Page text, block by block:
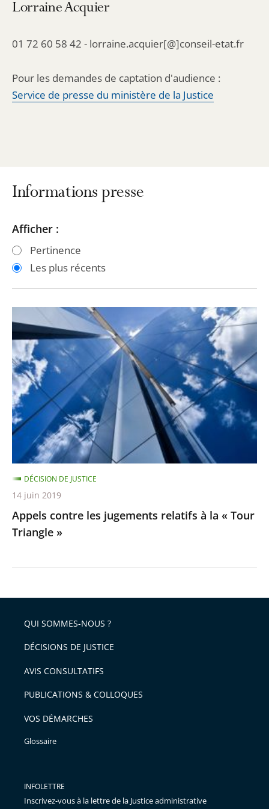
Lorraine Acquier
01 72 60 58 42 - lorraine.acquier[@]conseil-etat.fr
Pour les demandes de captation d'audience :
Service de presse du ministère de la Justice
Informations presse
Passer
les
filtres
Passer
les
filtres
Afficher :
Pertinence
Les plus récents
contre
les
jugements
relatifs
à
la
«
Tour
Triangle
»
Appels contre les jugements relatifs à la « Tour
Triangle »
DÉCISION DE JUSTICE
14 juin 2019
QUI SOMMES-NOUS ?
DÉCISIONS DE JUSTICE
AVIS CONSULTATIFS
PUBLICATIONS & COLLOQUES
VOS DÉMARCHES
Glossaire
INFOLETTRE
Inscrivez-vous à la lettre de la Justice administrative